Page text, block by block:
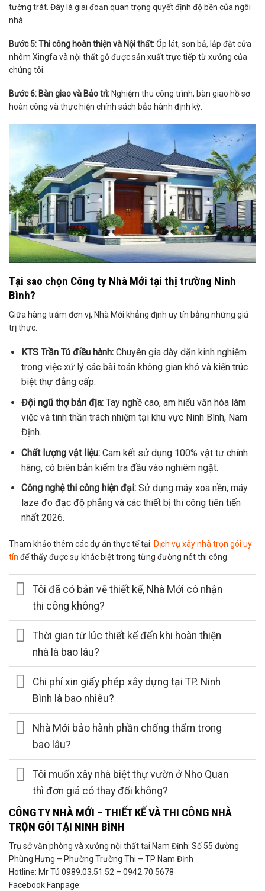
tường trát. Đây là giai đoạn quan trọng quyết định độ bền của ngôi
nhà.
Bước 5: Thi công hoàn thiện và Nội thất:Ốp lát, sơn bả, lắp đặt cửa
nhôm Xingfa và nội thất gỗ được sản xuất trực tiếp từ xưởng của
chúng tôi.
Bước 6: Bàn giao và Bảo trì: Nghiệm thu công trình, bàn giao hồ sơ
hoàn công và thực hiện chính sách bảo hành định kỳ.
Tại sao chọn Công ty Nhà Mới tại thị trường Ninh
Bình?
Giữa hàng trăm đơn vị, Nhà Mới khẳng định uy tín bằng những giá
trị thực:
KTS Trần Tú điều hành:Chuyên gia dày dặn kinh nghiệm
trong việc xử lý các bài toán không gian khó và kiến trúc
biệt thự đẳng cấp.
Đội ngũ thợ bản địa:Tay nghề cao, am hiểu văn hóa làm
việc và tinh thần trách nhiệm tại khu vực Ninh Bình, Nam
Định.
Chất lượng vật liệu:Cam kết sử dụng 100% vật tư chính
hãng, có biên bản kiểm tra đầu vào nghiêm ngặt.
Công nghệ thi công hiện đại:Sử dụng máy xoa nền, máy
laze đo đạc độ phẳng và các thiết bị thi công tiên tiến
nhất 2026.
Tham khảo thêm các dự án thực tế tại: Dịch vụ xây nhà trọn gói uy
tín để thấy được sự khác biệt trong từng đường nét thi công.
Tôi đã có bản vẽ thiết kế, Nhà Mới có nhận
thi công không?
Thời gian từ lúc thiết kế đến khi hoàn thiện
nhà là bao lâu?
Chi phí xin giấy phép xây dựng tại TP. Ninh
Bình là bao nhiêu?
Nhà Mới bảo hành phần chống thấm trong
bao lâu?
Tôi muốn xây nhà biệt thự vườn ở Nho Quan
thì đơn giá có thay đổi không?
CÔNG TY NHÀ MỚI – THIẾT KẾ VÀ THI CÔNG NHÀ
TRỌN GÓI TẠI NINH BÌNH
Trụ sở văn phòng và xưởng nội thất tại Nam Định: Số 55 đường
Phùng Hưng – Phường Trường Thi – TP Nam Định
Hotline: Mr Tú 0989.03.51.52 – 0942.70.5678
Facebook Fanpage: